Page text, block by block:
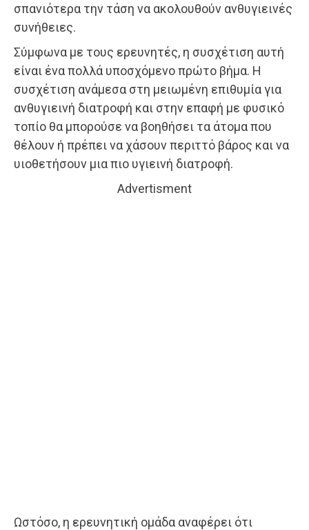
σπανιότερα την τάση να ακολουθούν ανθυγιεινές
συνήθειες.
Σύμφωνα με τους ερευνητές, η συσχέτιση αυτή
είναι ένα πολλά υποσχόμενο πρώτο βήμα. Η
συσχέτιση ανάμεσα στη μειωμένη επιθυμία για
ανθυγιεινή διατροφή και στην επαφή με φυσικό
τοπίο θα μπορούσε να βοηθήσει τα άτομα που
θέλουν ή πρέπει να χάσουν περιττό βάρος και να
υιοθετήσουν μια πιο υγιεινή διατροφή.
Advertisment
Ωστόσο, η ερευνητική ομάδα αναφέρει ότι